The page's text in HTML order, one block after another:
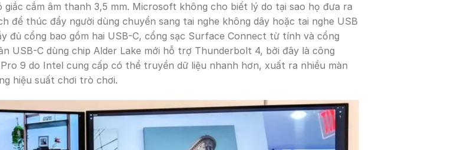
cắm âm thanh 3,5 mm. Microsoft không cho biết lý do tại sao họ đưa ra
để thúc đẩy người dùng chuyển sang tai nghe không dây hoặc tai nghe USB
đủ cổng bao gồm hai USB-C, cổng sạc Surface Connect từ tính và cổng
USB-C dùng chip Alder Lake mới hỗ trợ Thunderbolt 4, bởi đây là công
9 do Intel cung cấp có thể truyền dữ liệu nhanh hơn, xuất ra nhiều màn
hiệu suất chơi trò chơi.